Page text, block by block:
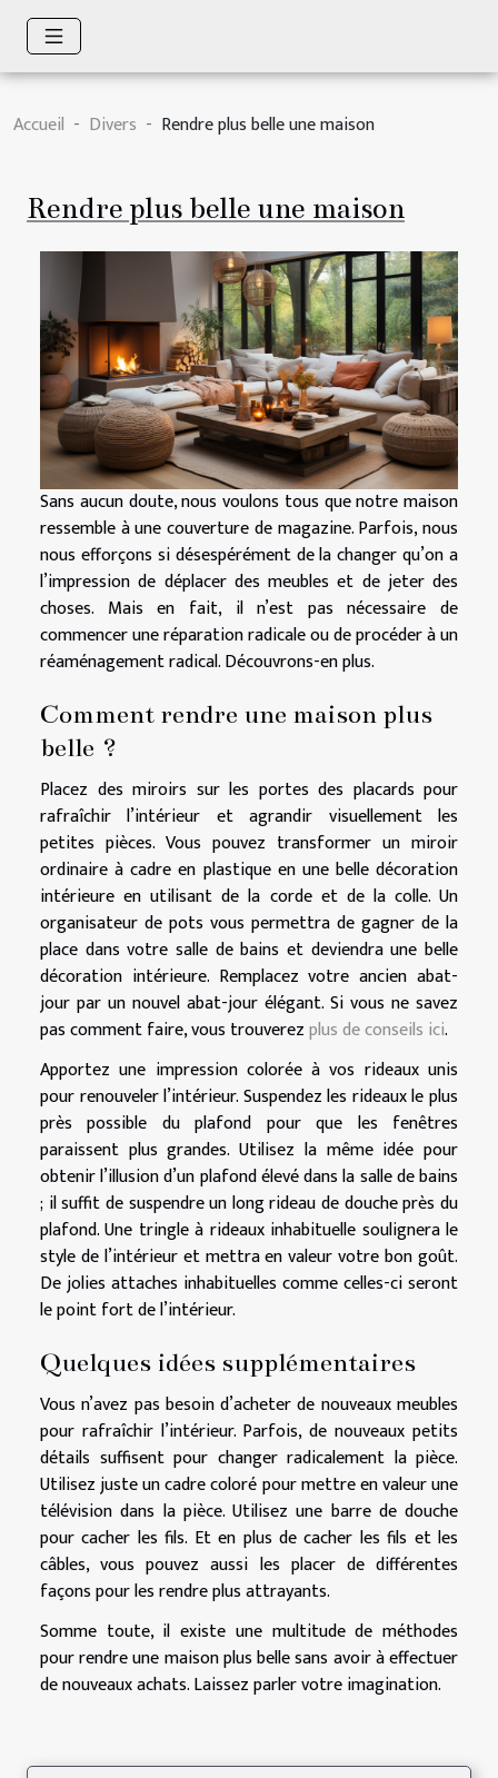
Accueil Divers Rendre plus belle une maison
Rendre plus belle une maison
Sans aucun doute, nous voulons tous que notre maison
ressemble à une couverture de magazine. Parfois, nous
nous efforçons si désespérément de la changer qu’on a
l’impression de déplacer des meubles et de jeter des
choses. Mais en fait, il n’est pas nécessaire de
commencer une réparation radicale ou de procéder à un
réaménagement radical. Découvrons-en plus.
Comment rendre une maison plus
belle ?
Placez des miroirs sur les portes des placards pour
rafraîchir l’intérieur et agrandir visuellement les
petites pièces. Vous pouvez transformer un miroir
ordinaire à cadre en plastique en une belle décoration
intérieure en utilisant de la corde et de la colle. Un
organisateur de pots vous permettra de gagner de la
place dans votre salle de bains et deviendra une belle
décoration intérieure. Remplacez votre ancien abat-
jour par un nouvel abat-jour élégant. Si vous ne savez
pas comment faire, vous trouverezplus de conseils ici.
Apportez une impression colorée à vos rideaux unis
pour renouveler l’intérieur. Suspendez les rideaux le plus
près possible du plafond pour que les fenêtres
paraissent plus grandes. Utilisez la même idée pour
obtenir l’illusion d’un plafond élevé dans la salle de bains
; il suffit de suspendre un long rideau de douche près du
plafond. Une tringle à rideaux inhabituelle soulignera le
style de l’intérieur et mettra en valeur votre bon goût.
De jolies attaches inhabituelles comme celles-ci seront
le point fort de l’intérieur.
Quelques idées supplémentaires
Vous n’avez pas besoin d’acheter de nouveaux meubles
pour rafraîchir l’intérieur. Parfois, de nouveaux petits
détails suffisent pour changer radicalement la pièce.
Utilisez juste un cadre coloré pour mettre en valeur une
télévision dans la pièce. Utilisez une barre de douche
pour cacher les fils. Et en plus de cacher les fils et les
câbles, vous pouvez aussi les placer de différentes
façons pour les rendre plus attrayants.
Somme toute, il existe une multitude de méthodes
pour rendre une maison plus belle sans avoir à effectuer
de nouveaux achats. Laissez parler votre imagination.